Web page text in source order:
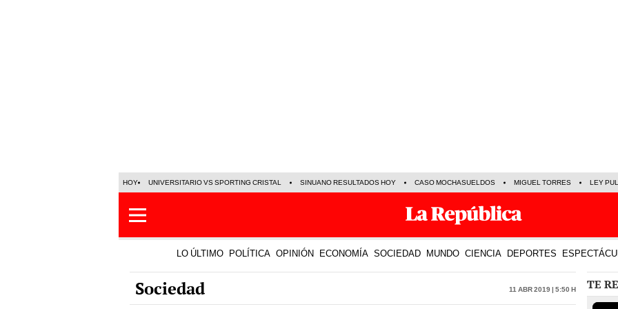
HOY UNIVERSITARIO VS SPORTING CRISTAL SINUANO RESULTADOS HOY CASO MOCHASUELDOS MIGUEL TORRES LEY
LO ÚLTIMO POLÍTICA OPINIÓN ECONOMÍA SOCIEDAD MUNDO CIENCIA DEPORTES
Sociedad 11 Abr 2019 | 5:50 h TE